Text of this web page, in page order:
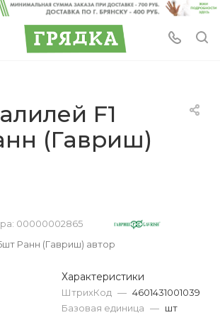
F1
(Гавриш)
00000002865
Ранн (Гавриш) автор
Характеристики
ШтрихКод — 4601431001039
Базовая единица — шт